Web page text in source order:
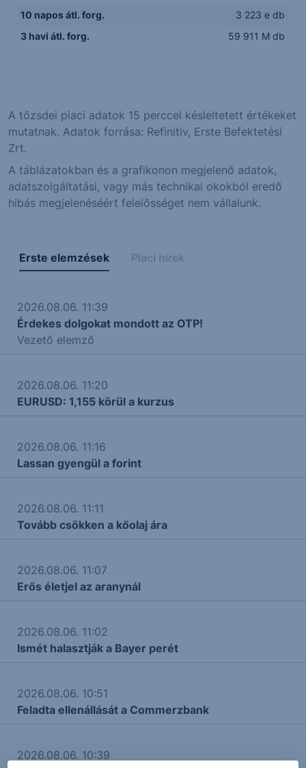
10 napos átl. forg.
3 223 e db
3 havi átl. forg.
59 911 M db
A tőzsdei piaci adatok 15 perccel késleltetett értékeket
mutatnak. Adatok forrása: Refinitiv, Erste Befektetési
Zrt.
A táblázatokban és a grafikonon megjelenő adatok,
adatszolgáltatási, vagy más technikai okokból eredő
hibás megjelenéséért felelősséget nem vállalunk.
Erste elemzések Piaci hírek
2026.08.06. 11:39
Érdekes dolgokat mondott az OTP!
Vezető elemző
2026.08.06. 11:20
EURUSD: 1,155 körül a kurzus
2026.08.06. 11:16
Lassan gyengül a forint
2026.08.06. 11:11
Tovább csökken a kőolaj ára
2026.08.06. 11:07
Erős életjel az aranynál
2026.08.06. 11:02
Ismét halasztják a Bayer perét
2026.08.06. 10:51
Feladta ellenállását a Commerzbank
2026.08.06. 10:39